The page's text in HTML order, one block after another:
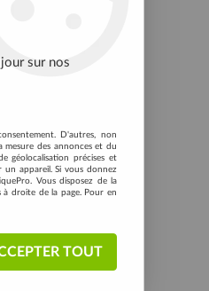
Kuota
sur nos
D'autres, non
mesure des annonces et du
géolocalisation précises et
un appareil. Si vous donnez
Vous disposez de la
droite de la page. Pour en
TOUT